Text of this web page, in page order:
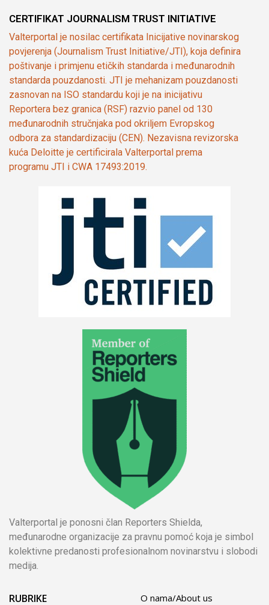
CERTIFIKAT JOURNALISM TRUST INITIATIVE
Valterportal je nosilac certifikata Inicijative novinarskog
povjerenja (Journalism Trust Initiative/JTI), koja definira
poštivanje i primjenu etičkih standarda i međunarodnih
standarda pouzdanosti. JTI je mehanizam pouzdanosti
zasnovan na ISO standardu koji je na inicijativu
Reportera bez granica (RSF) razvio panel od 130
međunarodnih stručnjaka pod okriljem Evropskog
odbora za standardizaciju (CEN). Nezavisna revizorska
kuća Deloitte je certificirala Valterportal prema
programu JTI i CWA 17493:2019.
Valterportal je ponosni član Reporters Shielda,
međunarodne organizacije za pravnu pomoć koja je simbol
kolektivne predanosti profesionalnom novinarstvu i slobodi
medija.
RUBRIKE O nama/About us